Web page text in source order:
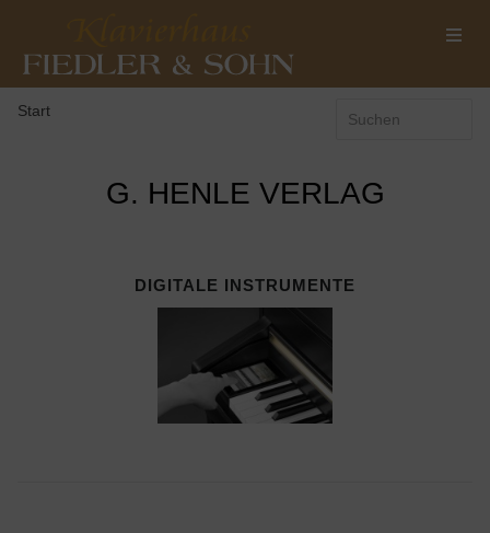
Start
G. HENLE VERLAG
DIGITALE INSTRUMENTE